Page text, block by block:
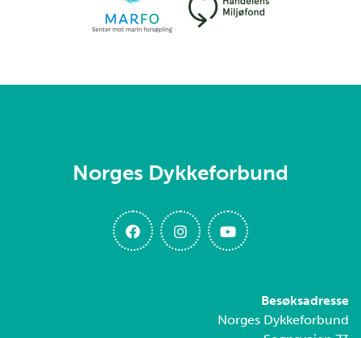
Norges Dykkeforbund
Besøksadresse
Norges Dykkeforbund